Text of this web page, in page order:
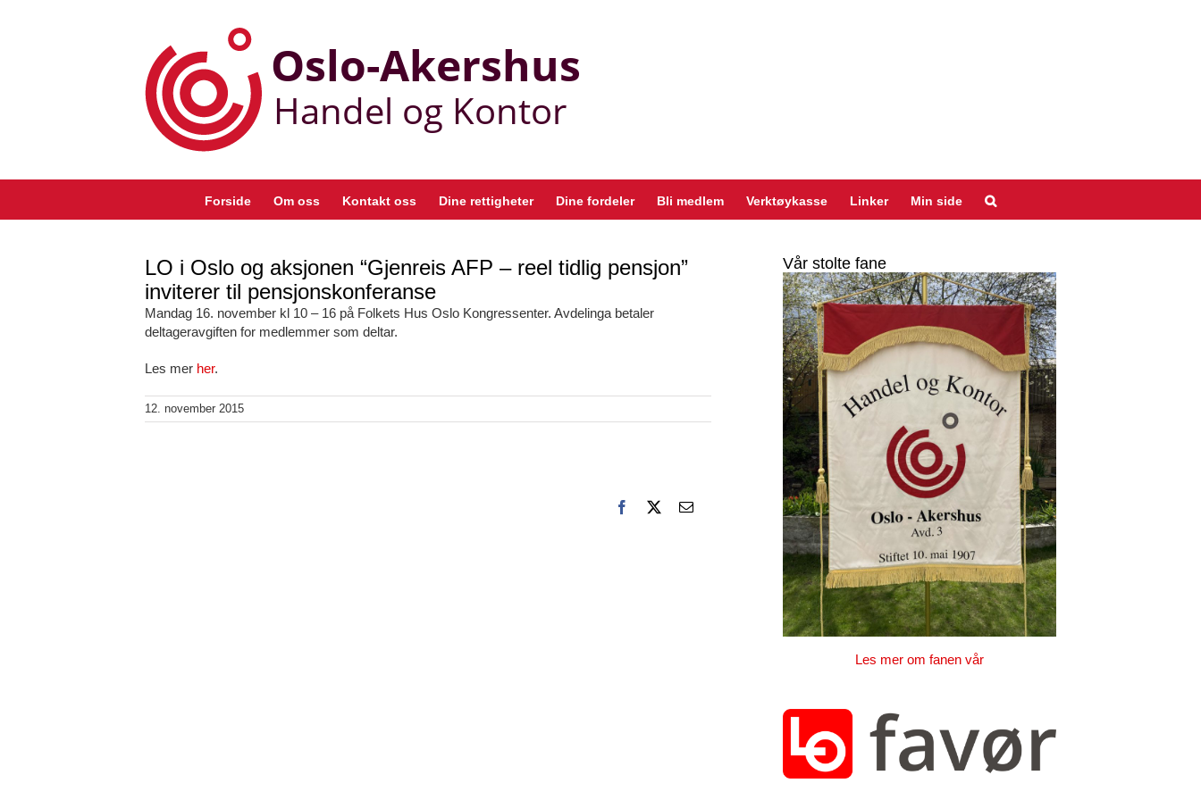
Forside Om oss Kontakt oss Dine rettigheter Dine fordeler Bli medlem Verktøykasse Linker Min side
LO i Oslo og aksjonen “Gjenreis AFP – reel tidlig pensjon”
inviterer til pensjonskonferanse
Mandag 16. november kl 10 – 16 på Folkets Hus Oslo Kongressenter. Avdelinga betaler
deltageravgiften for medlemmer som deltar.
Les mer her.
12. november 2015
Facebook
E-
Vår stolte fane
Les mer om fanen vår